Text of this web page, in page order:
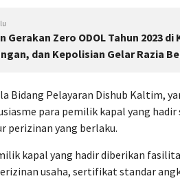
Gerakan Zero ODOL Tahun 2023 di
dan Kepolisian Gelar Razia
Bidang Pelayaran Dishub Kaltim,
para pemilik kapal yang
perizinan yang berlaku.
kapal yang hadir diberikan
usaha, sertifikat standar